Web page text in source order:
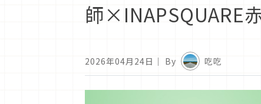
師×INAPSQUARE
2026年04月24日 ｜ By 吃吃